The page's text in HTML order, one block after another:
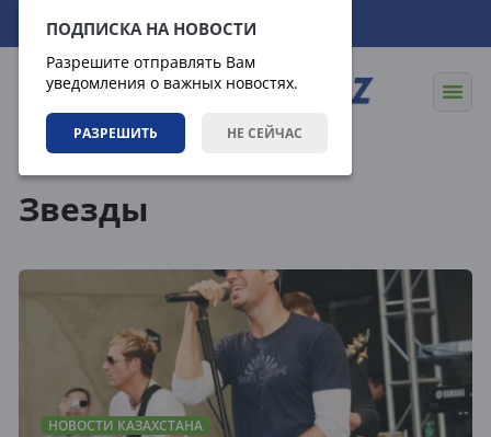
ПОДПИСКА НА НОВОСТИ
Разрешите отправлять Вам
уведомления о важных новостях.
РАЗРЕШИТЬ НЕ СЕЙЧАС
09.08.2026 14:06:56
Звезды
НОВОСТИ КАЗАХСТАНА